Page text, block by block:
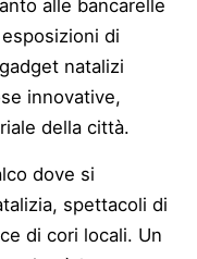
alle bancarelle
di
natalizi
innovative,
della città.
dove si
spettacoli di
di cori locali. Un